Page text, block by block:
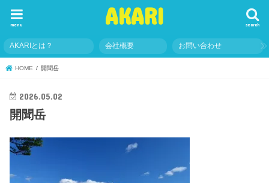
AKARI search
menu
AKARIとは？ 会社概要 お問い合わせ
HOME 開聞岳
2026.05.02
開聞岳